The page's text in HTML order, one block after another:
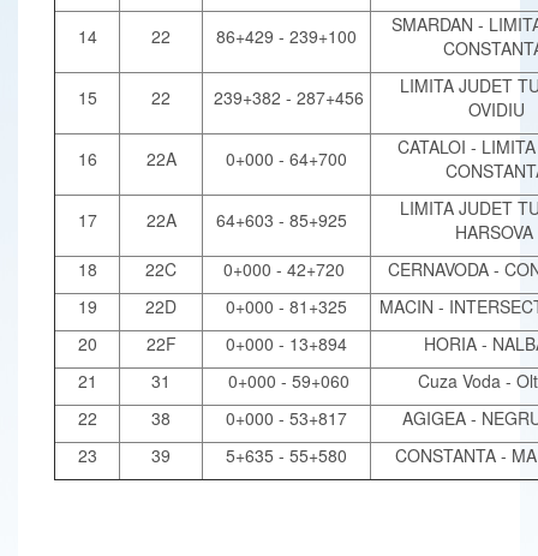
14 22 86+429 - 239+100
SMARDAN -
15 22 239+382 - 287+456
LIMITA JUDET
OVIDIU
16 22A 0+000 - 64+700
CATALOI -
17 22A 64+603 - 85+925
LIMITA JUDET
HARSOVA
18
22C 0+000 - 42+720
CERNAVODA -
19
22D 0+000 - 81+325
MACIN -
20
22F 0+000 - 13+894
HORIA -
21
31 0+000 - 59+060
Cuza Voda -
22
38 0+000 - 53+817
AGIGEA -
23
39 5+635 - 55+580 CONSTANTA -